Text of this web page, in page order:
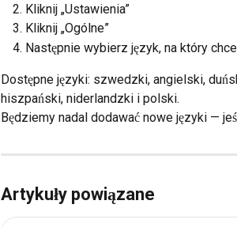
Kliknij „Ustawienia”
Kliknij „Ogólne”
Następnie wybierz język, na który
Dostępne języki: szwedzki, angielski,
hiszpański, niderlandzki i polski.
Będziemy nadal dodawać nowe języki —
Artykuły powiązane